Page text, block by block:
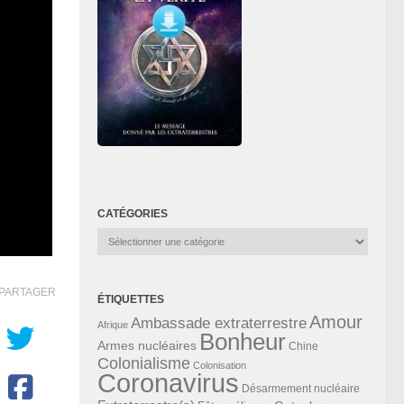
PARTAGER
CATÉGORIES
Catégories
ÉTIQUETTES
Afrique Ambassade extraterrestreAmour
Armes nucléaires Bonheur Chine
Colonialisme Colonisation
Coronavirus Désarmement nucléaire